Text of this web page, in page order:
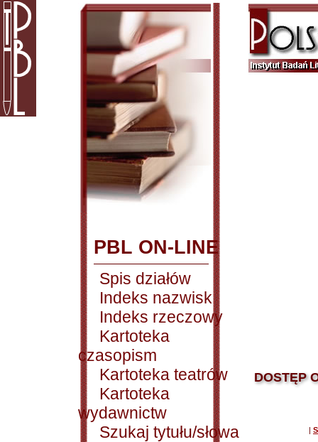
PBL ON-LINE
Spis działów
Indeks nazwisk
Indeks rzeczowy
Kartoteka
czasopism
Kartoteka teatrów
Kartoteka
wydawnictw
Szukaj tytułu/słowa
DOSTĘP
|